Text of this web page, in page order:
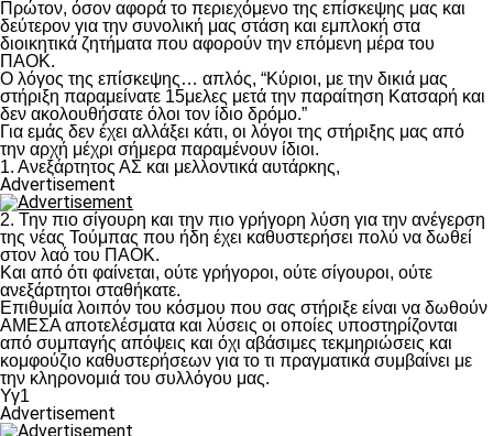
Πρώτον, όσον αφορά το περιεχόμενο της επίσκεψης μας και
δεύτερον για την συνολική μας στάση και εμπλοκή στα
διοικητικά ζητήματα που αφορούν την επόμενη μέρα του
ΠΑΟΚ.
Ο λόγος της επίσκεψης… απλός, “Κύριοι, με την δικιά μας
στήριξη παραμείνατε 15μελες μετά την παραίτηση Κατσαρή και
δεν ακολουθήσατε όλοι τον ίδιο δρόμο.”
Για εμάς δεν έχει αλλάξει κάτι, οι λόγοι της στήριξης μας από
την αρχή μέχρι σήμερα παραμένουν ίδιοι.
1. Ανεξάρτητος ΑΣ και μελλοντικά αυτάρκης,
Advertisement
2. Την πιο σίγουρη και την πιο γρήγορη λύση για την ανέγερση
της νέας Τούμπας που ήδη έχει καθυστερήσει πολύ να δωθεί
στον λαό του ΠΑΟΚ.
Και από ότι φαίνεται, ούτε γρήγοροι, ούτε σίγουροι, ούτε
ανεξάρτητοι σταθήκατε.
Επιθυμία λοιπόν του κόσμου που σας στήριξε είναι να δωθούν
ΑΜΕΣΑ αποτελέσματα και λύσεις οι οποίες υποστηρίζονται
από συμπαγής απόψεις και όχι αβάσιμες τεκμηριώσεις και
κομφούζιο καθυστερήσεων για το τι πραγματικά συμβαίνει με
την κληρονομιά του συλλόγου μας.
Υγ1
Advertisement